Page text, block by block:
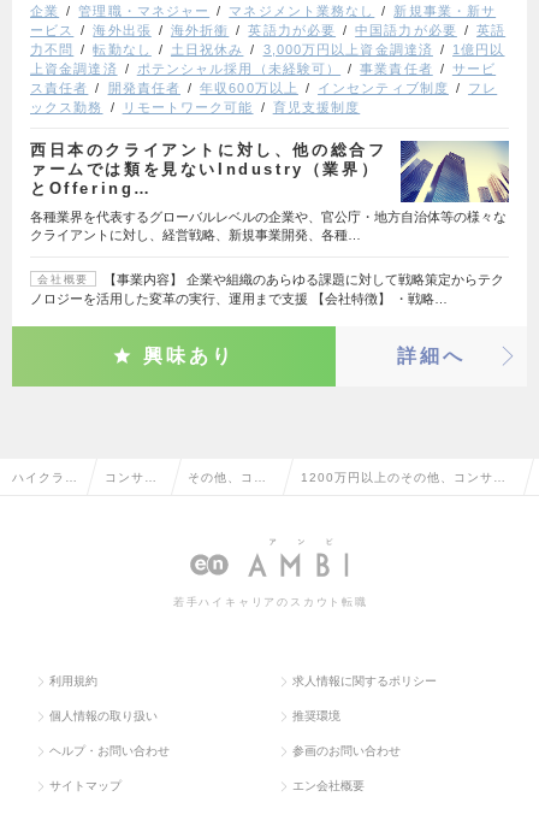
企業
管理職・マネジャー マネジメント業務なし
新規事業・新サ
ービス
海外出張 海外折衝 英語力が必要 中国語力が必要
英語
力不問
転勤なし 土日祝休み 3,000万円以上資金調達済
1億円以
上資金調達済
ポテンシャル採用（未経験可） 事業責任者
サービ
ス責任者
開発責任者 年収600万以上 インセンティブ制度
フレ
ックス勤務
リモートワーク可能 育児支援制度
西日本のクライアントに対し、他の総合フ
ァームでは類を見ないIndustry（業界）
とOffering…
各種業界を代表するグローバルレベルの企業や、官公庁・地方自治体等の様々な
クライアントに対し、経営戦略、新規事業開発、各種…
会社概要
【事業内容】 企業や組織のあらゆる課題に対して戦略策定からテク
ノロジーを活用した変革の実行、運用まで支援 【会社特徴】 ・戦略…
興味あり 詳細へ
ハイクラス コンサル その他、コン 1200万円以上のその他、コンサル
若手ハイキャリアのスカウト転職
利用規約 求人情報に関するポリシー
個人情報の取り扱い 推奨環境
ヘルプ・お問い合わせ 参画のお問い合わせ
サイトマップ エン会社概要